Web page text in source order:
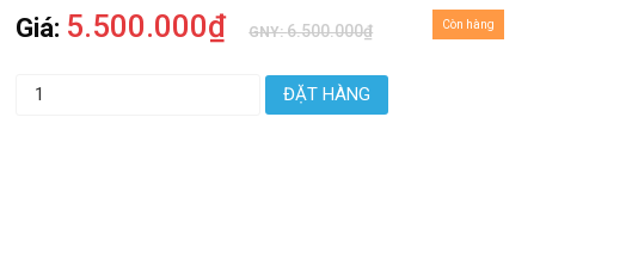
Giá: 5.500.000₫ GNY:6.500.000₫ Còn hàng
ĐẶT HÀNG